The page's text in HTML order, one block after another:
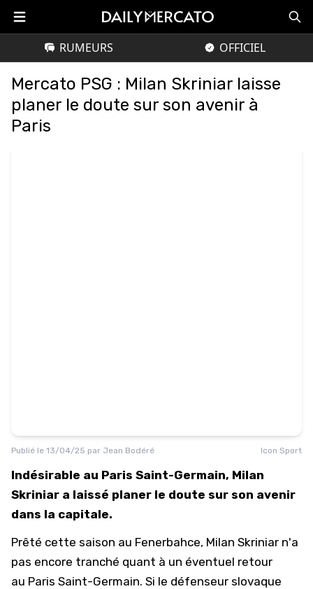
RUMEURS OFFICIEL
Mercato PSG : Milan Skriniar laisse
planer le doute sur son avenir à
Paris
Publié le 13/04/25 par Jean Bodéré Icon Sport
Indésirable au Paris Saint-Germain, Milan
Skriniar a laissé planer le doute sur son avenir
dans la capitale.
Prêté cette saison au Fenerbahce, Milan Skriniar n'a
pas encore tranché quant à un éventuel retour
au Paris Saint-Germain. Si le défenseur slovaque